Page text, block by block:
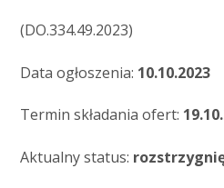
(DO.334.49.2023)
Data ogłoszenia: 10.10.2023
Termin składania ofert:
Aktualny status: